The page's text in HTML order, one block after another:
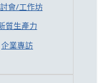
會/工作坊
質生產力
企業專訪